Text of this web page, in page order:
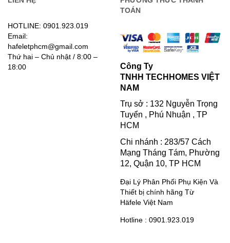
HOTLINE: 0901.923.019
Email:
hafeletphcm@gmail.com
Thứ hai – Chủ nhật / 8:00 –
18:00
TOÁN
Công Ty
TNHH TECHHOMES VIỆT
NAM
Trụ sở : 132 Nguyễn Trọng
Tuyển , Phú Nhuận , TP
HCM
Chi nhánh : 283/57 Cách
Mạng Tháng Tám, Phường
12, Quận 10, TP HCM
Đại Lý Phân Phối Phụ Kiện Và
Thiết bị chính hãng Từ
Häfele Việt Nam
Hotline : 0901.923.019